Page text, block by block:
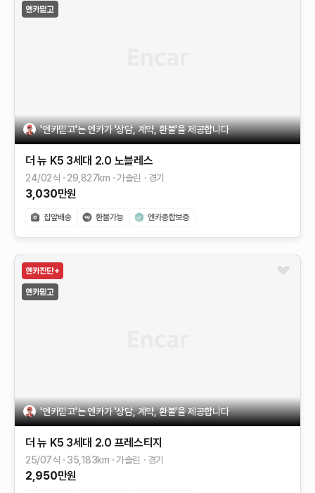
'엔카믿고'는 엔카가 '상담, 계약, 환불'을 제공합니다
더 뉴 K5 3세대 2.0 노블레스
24/02식 29,827km 가솔린 경기
3,030만원
'엔카믿고'는 엔카가 '상담, 계약, 환불'을 제공합니다
더 뉴 K5 3세대 2.0 프레스티지
25/07식 35,183km 가솔린 경기
2,950만원